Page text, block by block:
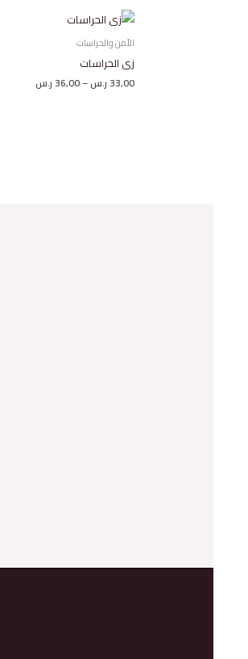
الأمن والحراسات
زى الحراسات
33,00 ر.س–
36,00 ر.س